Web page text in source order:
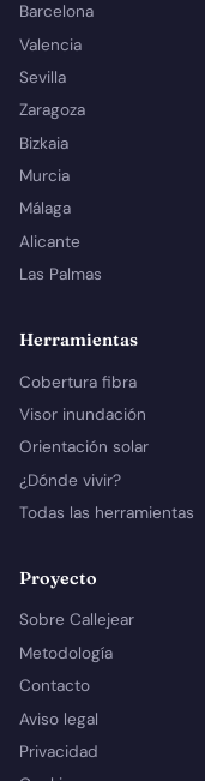
Barcelona
Valencia
Sevilla
Zaragoza
Bizkaia
Murcia
Málaga
Alicante
Las Palmas
Herramientas
Cobertura fibra
Visor inundación
Orientación solar
¿Dónde vivir?
Todas las herramientas
Proyecto
Sobre Callejear
Metodología
Contacto
Aviso legal
Privacidad